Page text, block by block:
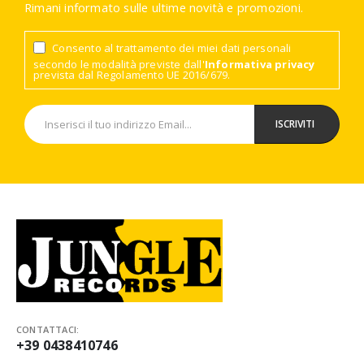
Rimani informato sulle ultime novità e promozioni.
Consento al trattamento dei miei dati personali
secondo le modalità previste dall'Informativa privacy
prevista dal Regolamento UE 2016/679.
CONTATTACI:
+39 0438410746